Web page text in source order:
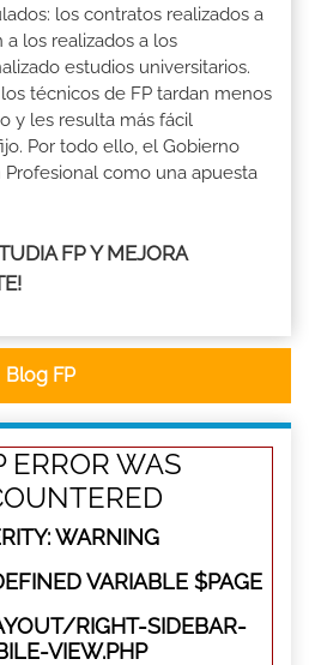
los contratos realizados a
los realizados a los
estudios universitarios.
técnicos de FP tardan menos
y les resulta más fácil
Por todo ello, el Gobierno
como una apuesta
FP Y MEJORA
Blog FP
ERROR WAS
WARNING
VARIABLE $PAGE
RIGHT-SIDEBAR-
VIEW.PHP